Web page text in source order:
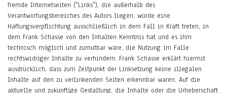
fremde Internetseiten ("Links"), die außerhalb des
Verantwortungsbereiches des Autors liegen, würde eine
Haftungsverpflichtung ausschließlich in dem Fall in Kraft treten, in
dem Frank Schasse von den Inhalten Kenntnis hat und es ihm
technisch möglich und zumutbar wäre, die Nutzung im Falle
rechtswidriger Inhalte zu verhindern. Frank Schasse erklärt hiermit
ausdrücklich, dass zum Zeitpunkt der Linksetzung keine illegalen
Inhalte auf den zu verlinkenden Seiten erkennbar waren. Auf die
aktuelle und zukünftige Gestaltung, die Inhalte oder die Urheberschaft